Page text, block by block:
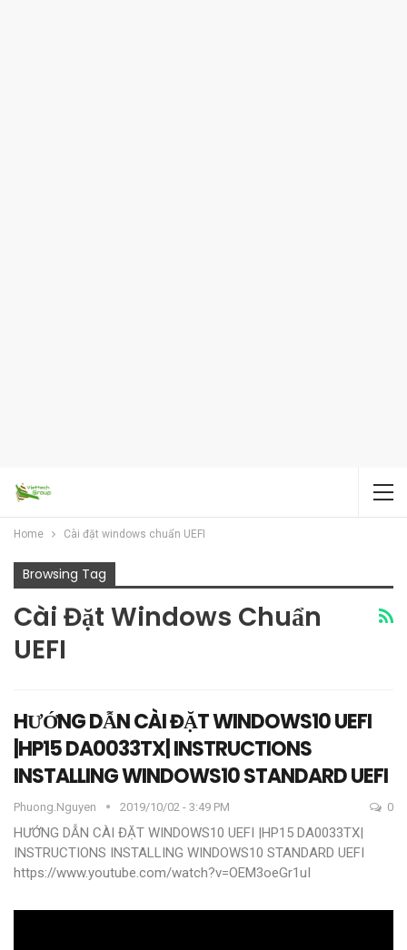
Home Cài đặt windows chuẩn UEFI
Browsing Tag
Cài Đặt Windows Chuẩn
UEFI
HƯỚNG DẪN CÀI ĐẶT WINDOWS10 UEFI
|HP15 DA0033TX| INSTRUCTIONS
INSTALLING WINDOWS10 STANDARD UEFI
Phuong.nguyen 2019/10/02 - 3:49 PM 0
HƯỚNG DẪN CÀI ĐẶT WINDOWS10 UEFI |HP15 DA0033TX|
INSTRUCTIONS INSTALLING WINDOWS10 STANDARD UEFI
https://www.youtube.com/watch?v=OEM3oeGr1uI